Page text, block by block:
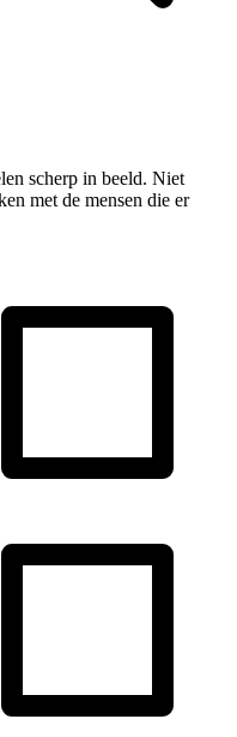
scherp in beeld. Niet
met de mensen die er